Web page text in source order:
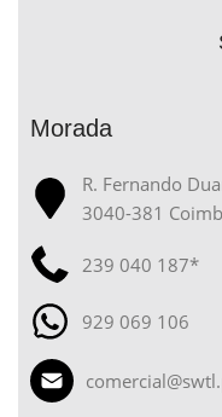
Morada
R. Fernando
3040-381
239 040 187*
929 069 106